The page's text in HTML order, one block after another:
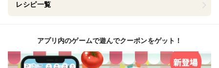
レシピ一覧
アプリ内のゲームで遊んでクーポンをゲット！